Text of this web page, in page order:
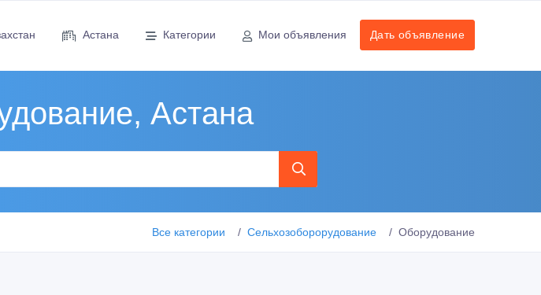
Астана Категории Мои объявления Дать объявление
Астана
Все категории Сельхозоборорудование Оборудование